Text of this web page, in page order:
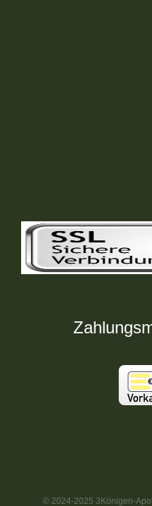
© 2024-2025 3Königen-